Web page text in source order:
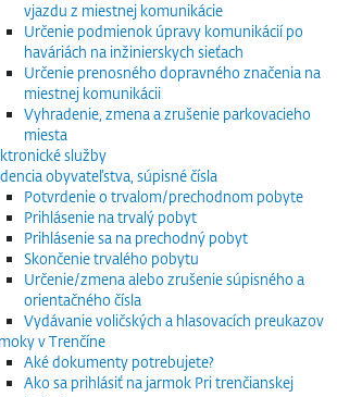
vjazdu z miestnej komunikácie
Určenie podmienok úpravy komunikácií po
haváriách na inžinierskych sieťach
Určenie prenosného dopravného značenia na
miestnej komunikácii
Vyhradenie, zmena a zrušenie parkovacieho
miesta
služby
obyvateľstva, súpisné čísla
Potvrdenie o trvalom/prechodnom pobyte
Prihlásenie na trvalý pobyt
Prihlásenie sa na prechodný pobyt
Skončenie trvalého pobytu
Určenie/zmena alebo zrušenie súpisného a
orientačného čísla
Vydávanie voličských a hlasovacích preukazov
v Trenčíne
Aké dokumenty potrebujete?
Ako sa prihlásiť na jarmok Pri trenčianskej